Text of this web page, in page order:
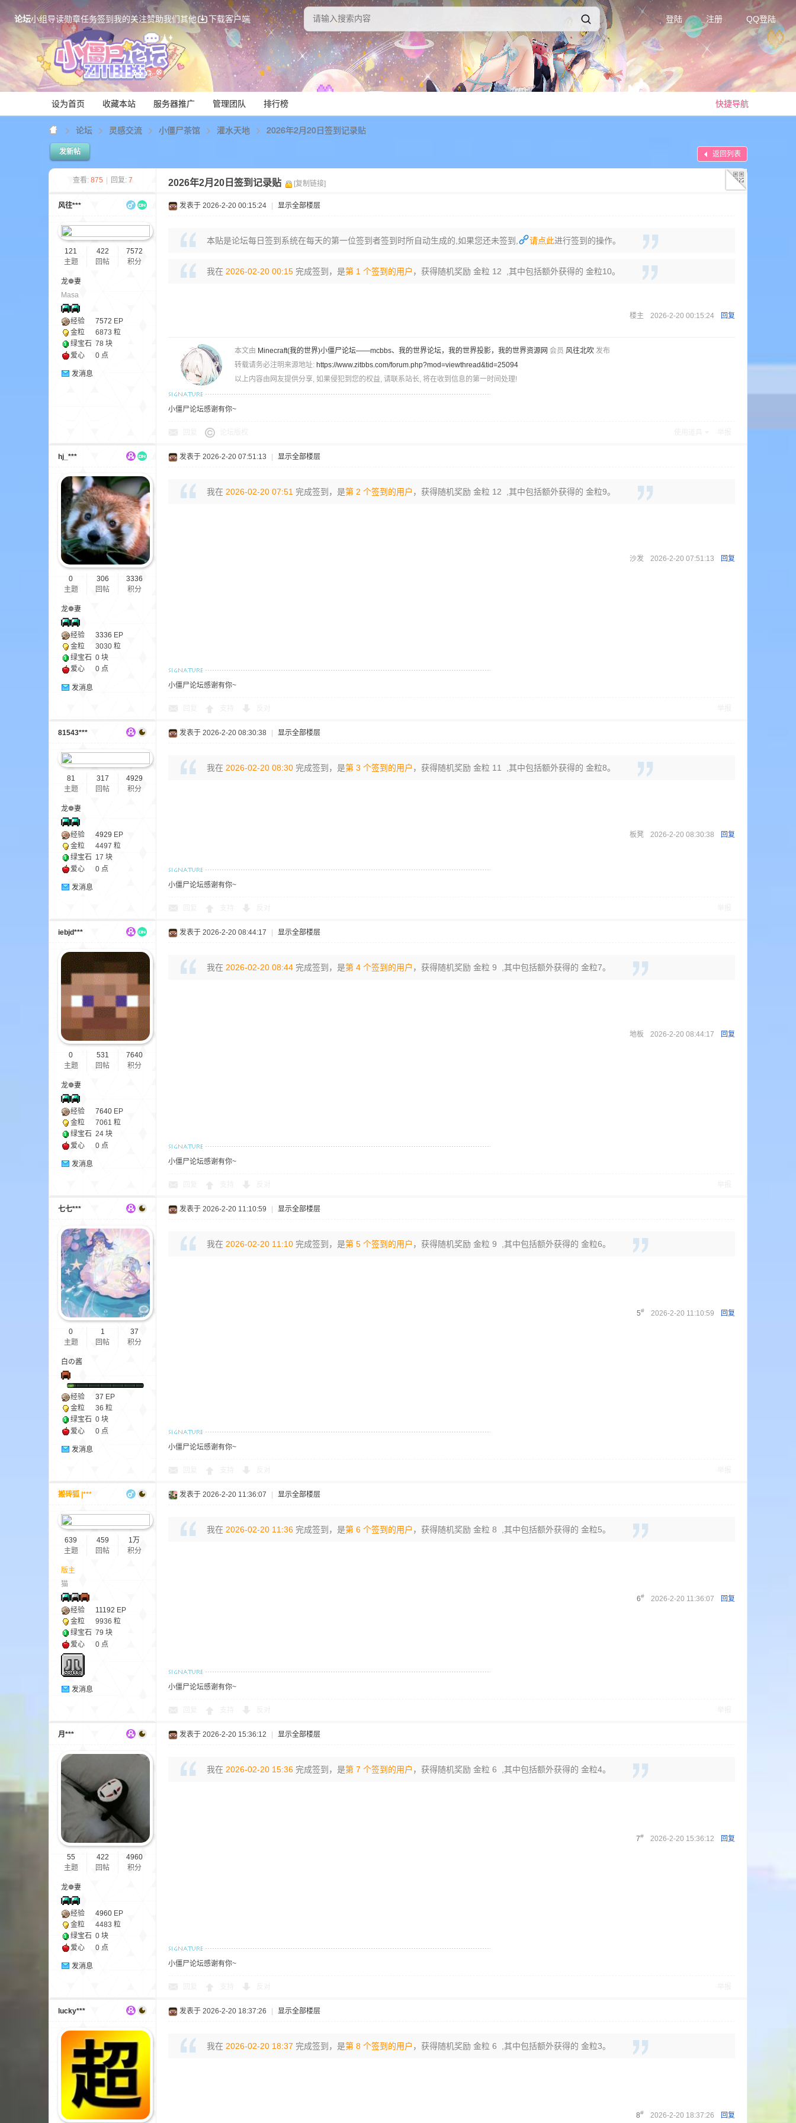
论坛小组导读勋章任务签到我的关注赞助我们其他 下载客户端 登陆 注册 QQ登陆
快捷导航
设为首页 收藏本站 服务器推广 管理团队 排行榜
论坛 灵感交流 小僵尸茶馆 灌水天地 2026年2月20日签到记录贴
返回列表
发新帖
查看: 875 回复: 7 2026年2月20日签到记录贴 [复制链接]
风往***
121
主题
422
回帖
7572
积分
龙❁妻
Masa
经验 7572 EP
金粒
6873 粒
绿宝石 78 块
爱心
0 点
发消息
发表于 2026-2-20 00:15:24 显示全部楼层
本贴是论坛每日签到系统在每天的第一位签到者签到时所自动生成的,如果您还未签到, 请点此进行签到的操作。
我在 2026-02-20 00:15 完成签到，是第 1 个签到的用户 ，获得随机奖励 金粒 12 ,其中包括额外获得的 金粒10。
楼主 2026-2-20 00:15:24 回复
本文由 Minecraft(我的世界)小僵尸论坛——mcbbs、我的世界论坛，我的世界投影，我的世界资源网 会员 风往北吹 发布
转载请务必注明来源地址: https://www.zitbbs.com/forum.php?mod=viewthread&tid=25094
以上内容由网友提供分享, 如果侵犯到您的权益, 请联系站长, 将在收到信息的第一时间处理!
小僵尸论坛感谢有你~
hj_***
0
主题
306
回帖
3336
积分
龙❁妻
经验 3336 EP
金粒
3030 粒
绿宝石 0 块
爱心
0 点
发消息
发表于 2026-2-20 07:51:13 显示全部楼层
我在 2026-02-20 07:51 完成签到，是第 2 个签到的用户 ，获得随机奖励 金粒 12 ,其中包括额外获得的 金粒9。
沙发 2026-2-20 07:51:13 回复
小僵尸论坛感谢有你~
81543***
81
主题
317
回帖
4929
积分
龙❁妻
经验 4929 EP
金粒
4497 粒
绿宝石 17 块
爱心
0 点
发消息
发表于 2026-2-20 08:30:38 显示全部楼层
我在 2026-02-20 08:30 完成签到，是第 3 个签到的用户 ，获得随机奖励 金粒 11 ,其中包括额外获得的 金粒8。
板凳 2026-2-20 08:30:38 回复
小僵尸论坛感谢有你~
iebjd***
0
主题
531
回帖
7640
积分
龙❁妻
经验 7640 EP
金粒
7061 粒
绿宝石 24 块
爱心
0 点
发消息
发表于 2026-2-20 08:44:17 显示全部楼层
我在 2026-02-20 08:44 完成签到，是第 4 个签到的用户 ，获得随机奖励 金粒 9 ,其中包括额外获得的 金粒7。
地板 2026-2-20 08:44:17 回复
小僵尸论坛感谢有你~
七七***
0
主题
1
回帖
37
积分
白の酱
经验 37 EP
金粒
36 粒
绿宝石 0 块
爱心
0 点
发消息
发表于 2026-2-20 11:10:59 显示全部楼层
我在 2026-02-20 11:10 完成签到，是第 5 个签到的用户 ，获得随机奖励 金粒 9 ,其中包括额外获得的 金粒6。
5# 2026-2-20 11:10:59 回复
小僵尸论坛感谢有你~
搬砖狐 |***
639
主题
459
回帖
1万
积分
版主
猫
经验 11192 EP
金粒
9936 粒
绿宝石 79 块
爱心
0 点
发消息
发表于 2026-2-20 11:36:07 显示全部楼层
我在 2026-02-20 11:36 完成签到，是第 6 个签到的用户 ，获得随机奖励 金粒 8 ,其中包括额外获得的 金粒5。
6# 2026-2-20 11:36:07 回复
小僵尸论坛感谢有你~
月***
55
主题
422
回帖
4960
积分
龙❁妻
经验 4960 EP
金粒
4483 粒
绿宝石 0 块
爱心
0 点
发消息
发表于 2026-2-20 15:36:12 显示全部楼层
我在 2026-02-20 15:36 完成签到，是第 7 个签到的用户 ，获得随机奖励 金粒 6 ,其中包括额外获得的 金粒4。
7# 2026-2-20 15:36:12 回复
小僵尸论坛感谢有你~
lucky*** 发表于 2026-2-20 18:37:26 显示全部楼层
我在 2026-02-20 18:37 完成签到，是第 8 个签到的用户 ，获得随机奖励 金粒 6 ,其中包括额外获得的 金粒3。
8# 2026-2-20 18:37:26 回复